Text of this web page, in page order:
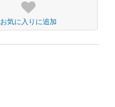
お気に入りに追加